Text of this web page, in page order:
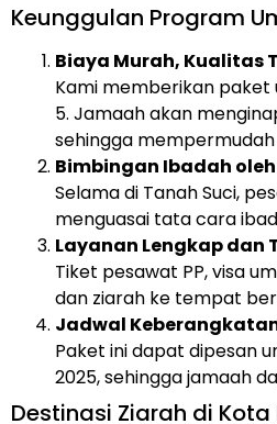
Keunggulan Program
Biaya Murah, Kualitas
Kami memberikan
5. Jamaah akan
sehingga mempermudah
Bimbingan Ibadah
Selama di Tanah Suci,
menguasai tata cara
Layanan Lengkap dan
Tiket pesawat PP, visa
dan ziarah ke tempat
Jadwal
Paket ini dapat dipesan
2025, sehingga jamaah
Destinasi Ziarah di